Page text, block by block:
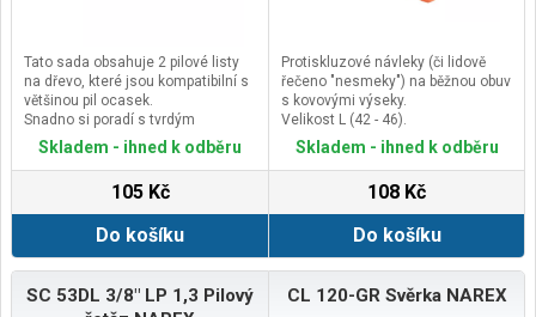
Tato sada obsahuje 2 pilové listy
na dřevo, které jsou kompatibilní s
většinou pil ocasek.
Snadno si poradí s tvrdým
dřevem.Mají délku 150 mm a 6
zubů na palec (TPI).
Skladem - ihned k odběru
105 Kč
Do košíku
Protiskluzové návleky (či lidově
řečeno "nesmeky") na běžnou obuv
s kovovými výseky.
Velikost L (42 - 46).
Skladem - ihned k odběru
108 Kč
Do košíku
SC 53DL 3/8" LP 1,3 Pilový
CL 120-GR Svěrka NAREX